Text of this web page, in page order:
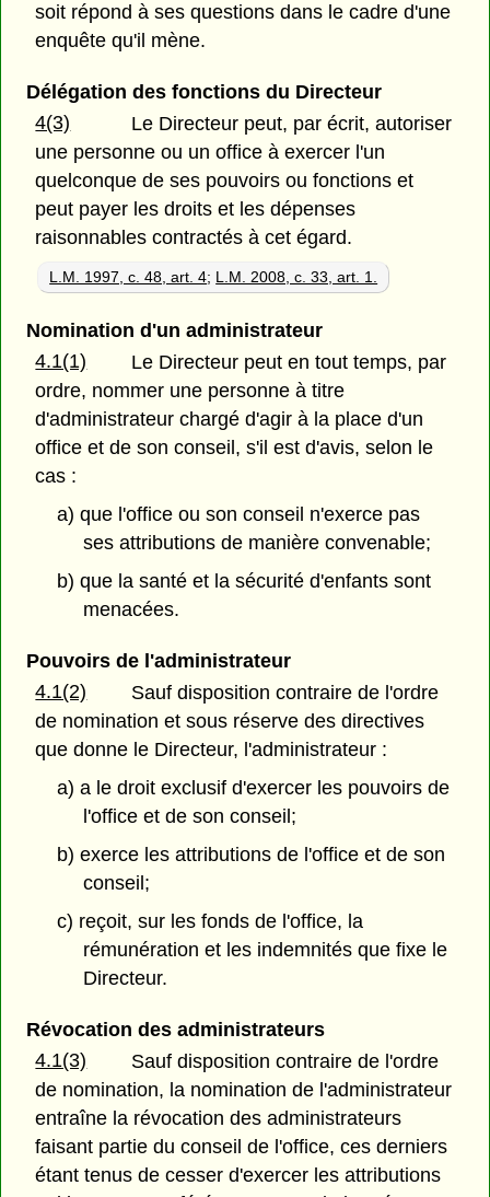
soit répond à ses questions dans le cadre d'une
enquête qu'il mène.
Délégation des fonctions du Directeur
4(3)
Le Directeur peut, par écrit, autoriser
une personne ou un office à exercer l'un
quelconque de ses pouvoirs ou fonctions et
peut payer les droits et les dépenses
raisonnables contractés à cet égard.
L.M. 1997, c. 48, art. 4; L.M. 2008, c. 33, art. 1.
Nomination d'un administrateur
4.1(1)
Le Directeur peut en tout temps, par
ordre, nommer une personne à titre
d'administrateur chargé d'agir à la place d'un
office et de son conseil, s'il est d'avis, selon le
cas :
a) que l'office ou son conseil n'exerce pas
ses attributions de manière convenable;
b) que la santé et la sécurité d'enfants sont
menacées.
Pouvoirs de l'administrateur
4.1(2)
Sauf disposition contraire de l'ordre
de nomination et sous réserve des directives
que donne le Directeur, l'administrateur :
a) a le droit exclusif d'exercer les pouvoirs de
l'office et de son conseil;
b) exerce les attributions de l'office et de son
conseil;
c) reçoit, sur les fonds de l'office, la
rémunération et les indemnités que fixe le
Directeur.
Révocation des administrateurs
4.1(3)
Sauf disposition contraire de l'ordre
de nomination, la nomination de l'administrateur
entraîne la révocation des administrateurs
faisant partie du conseil de l'office, ces derniers
étant tenus de cesser d'exercer les attributions